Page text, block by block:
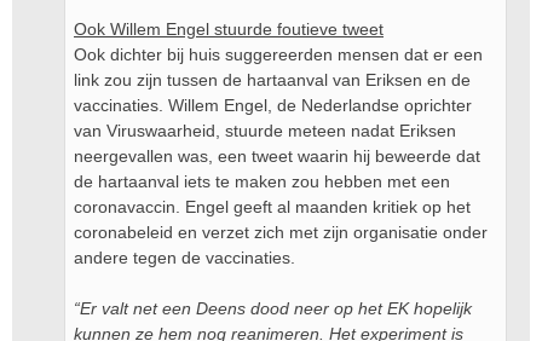
Ook Willem Engel stuurde foutieve tweet
Ook dichter bij huis suggereerden mensen dat er een
link zou zijn tussen de hartaanval van Eriksen en de
vaccinaties. Willem Engel, de Nederlandse oprichter
van Viruswaarheid, stuurde meteen nadat Eriksen
neergevallen was, een tweet waarin hij beweerde dat
de hartaanval iets te maken zou hebben met een
coronavaccin. Engel geeft al maanden kritiek op het
coronabeleid en verzet zich met zijn organisatie onder
andere tegen de vaccinaties.
“Er valt net een Deens dood neer op het EK hopelijk
kunnen ze hem nog reanimeren. Het experiment is